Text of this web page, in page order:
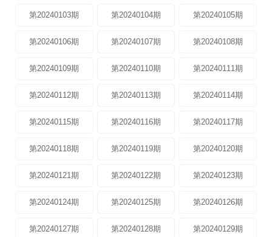
第20240103期 第20240104期 第20240105期
第20240106期 第20240107期 第20240108期
第20240109期 第20240110期 第20240111期
第20240112期 第20240113期 第20240114期
第20240115期 第20240116期 第20240117期
第20240118期 第20240119期 第20240120期
第20240121期 第20240122期 第20240123期
第20240124期 第20240125期 第20240126期
第20240127期 第20240128期 第20240129期